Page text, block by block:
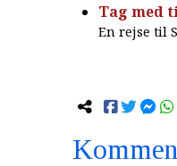
Tag med
En rejse til